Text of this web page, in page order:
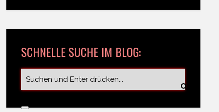
SCHNELLE SUCHE IM BLOG: